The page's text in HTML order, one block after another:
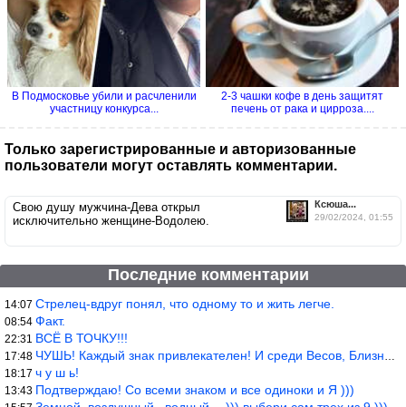
В Подмосковье убили и расчленили
участницу конкурса...
2-3 чашки кофе в день защитят
печень от рака и цирроза....
Только зарегистрированные и авторизованные
пользователи могут оставлять комментарии.
Ксюша...
29/02/2024, 01:55
Свою душу мужчина-Дева открыл
исключительно женщине-Водолею.
Последние комментарии
14:07 Стрелец-вдруг понял, что одному то и жить легче.
08:54 Факт.
22:31 ВСЁ В ТОЧКУ!!!
17:48 ЧУШЬ! Каждый знак привлекателен! И среди Весов, Близнецов встреч
18:17 ч у ш ь!
13:43 Подтверждаю! Со всеми знаком и все одиноки и Я )))